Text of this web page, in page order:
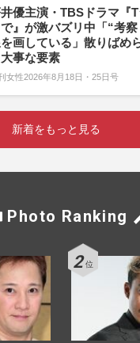
優主演・TBSドラマ『T
で』が激バズリ中「“考
画している」散りばめ
事な要素
女性2026年8月18日・25日号
新着をもっと見る
Photo Ranking